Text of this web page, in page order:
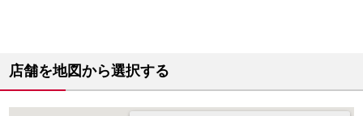
店舗を地図から選択する